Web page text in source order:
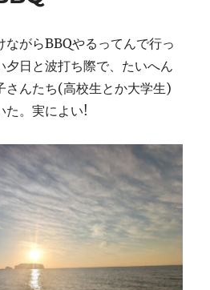
ながらBBQやるってんで行っ
夕日と波打ち際で、たいへん
さんたち(高校生とか大学生)
た。実によい!